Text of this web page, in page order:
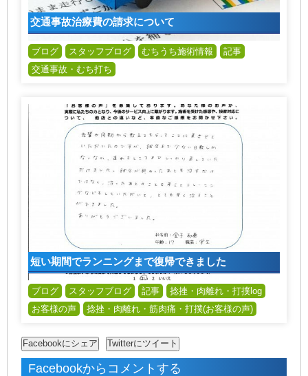
交通事故治療費の請求について
ブログ スタッフブログ むちうち施術情報
記事
交通事故・むち打ち
短い期間でランニングまで復帰できました
ブログ スタッフブログ 記事
捻挫・肉離れ・打撲log
お客様の声
捻挫・肉離れ・筋肉痛・打撲(お客様の声)
Facebookからコメントする